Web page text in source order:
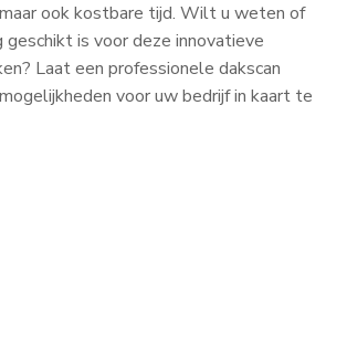
ook kostbare tijd. Wilt u weten of
geschikt is voor deze innovatieve
Laat een professionele dakscan
voor uw bedrijf in kaart te